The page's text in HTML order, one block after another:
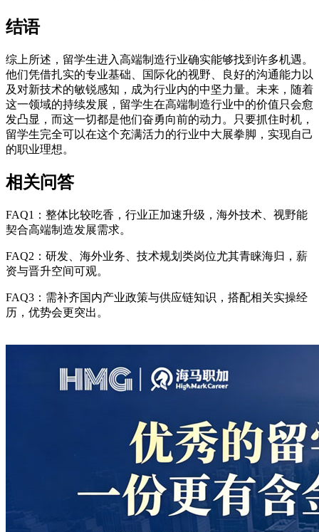
结语
综上所述，留学生进入高端制造行业确实能够找到许多机遇。
他们凭借扎实的专业基础、国际化的视野、良好的沟通能力以
及对新技术的敏锐感知，成为行业内的中坚力量。未来，随着
这一领域的持续发展，留学生在高端制造行业中的价值只会愈
发凸显，而这一切都是他们奋勇向前的动力。只要抓住时机，
留学生完全可以在这个充满活力的行业中大展拳脚，实现自己
的职业理想。
相关问答
FAQ1：整体比较吃香，行业正加速升级，海外技术、视野能
契合高端制造发展需求。
FAQ2：研发、海外业务、技术规划类岗位尤其青睐海归，薪
资与晋升空间可观。
FAQ3：需补齐国内产业政策与供应链知识，搭配相关实操经
历，优势会更突出。